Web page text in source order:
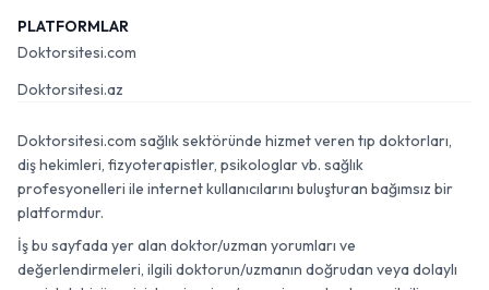
PLATFORMLAR
Doktorsitesi.com
Doktorsitesi.az
Doktorsitesi.com sağlık sektöründe hizmet veren tıp doktorları,
diş hekimleri, fizyoterapistler, psikologlar vb. sağlık
profesyonelleri ile internet kullanıcılarını buluşturan bağımsız bir
platformdur.
İş bu sayfada yer alan doktor/uzman yorumları ve
değerlendirmeleri, ilgili doktorun/uzmanın doğrudan veya dolaylı